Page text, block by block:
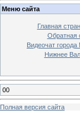
Меню сайта
Главная
Обратная
Видеочат города
Нижнее
00
Полная версия сайта